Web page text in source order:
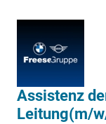
Assistenz
Leitung(m/